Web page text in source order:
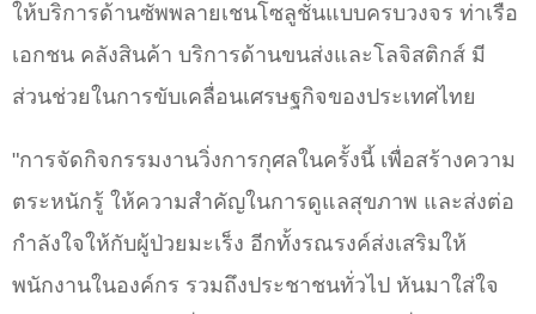
ให้บริการด้านซัพพลายเชนโซลูชั่นแบบครบวงจร ท่าเรือ
เอกชน คลังสินค้า บริการด้านขนส่งและโลจิสติกส์ มี
ส่วนช่วยในการขับเคลื่อนเศรษฐกิจของประเทศไทย
"การจัดกิจกรรมงานวิ่งการกุศลในครั้งนี้ เพื่อสร้างความ
ตระหนักรู้ ให้ความสำคัญในการดูแลสุขภาพ และส่งต่อ
กำลังใจให้กับผู้ป่วยมะเร็ง อีกทั้งรณรงค์ส่งเสริมให้
พนักงานในองค์กร รวมถึงประชาชนทั่วไป หันมาใส่ใจ